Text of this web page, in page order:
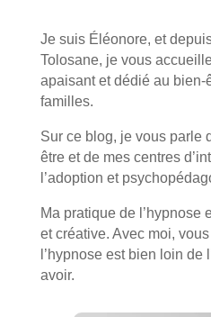
Je suis Éléonore, et
Tolosane, je vous
apaisant et dédié au bien-
familles.
Sur ce blog, je vous parle
être et de mes centres
l’adoption et
Ma pratique de l’hypnose
et créative. Avec moi,
l’hypnose est bien loin de
avoir.